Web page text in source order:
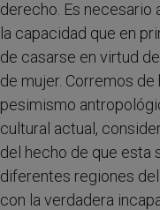
derecho. Es
la capacidad que en
de casarse en virtud
de mujer. Corremos
pesimismo
cultural actual,
del hecho de que esta
diferentes regiones
con la verdadera